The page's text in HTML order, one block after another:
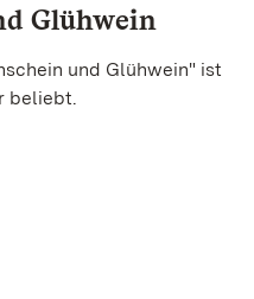
Glühwein
und Glühwein" ist
beliebt.